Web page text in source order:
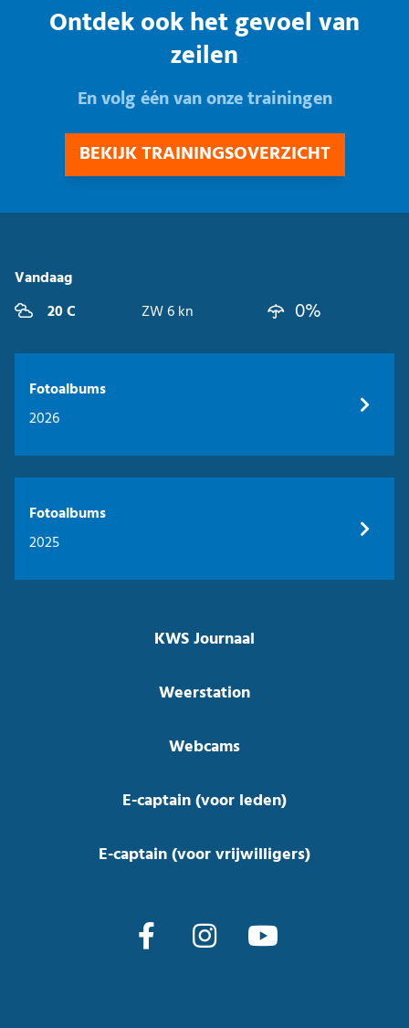
Ontdek ook het gevoel van
zeilen
En volg één van onze trainingen
BEKIJK TRAININGSOVERZICHT
Vandaag
20 C
ZW 6 kn 0%
Fotoalbums
2026
Fotoalbums
2025
KWS Journaal
Weerstation
Webcams
E-captain (voor leden)
E-captain (voor vrijwilligers)